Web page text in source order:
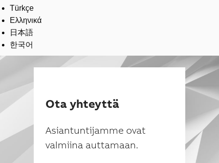
Türkçe
Ελληνικά
日本語
한국어
Ota yhteyttä
Asiantuntijamme ovat
valmiina auttamaan.